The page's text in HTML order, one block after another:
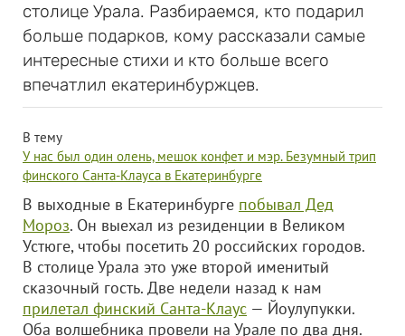
столице Урала. Разбираемся, кто подарил
больше подарков, кому рассказали самые
интересные стихи и кто больше всего
впечатлил екатеринбуржцев.
В тему
У нас был один олень, мешок конфет и мэр. Безумный трип
финского Санта-Клауса в Екатеринбурге
В выходные в Екатеринбурге побывал Дед
Мороз. Он выехал из резиденции в Великом
Устюге, чтобы посетить 20 российских городов.
В столице Урала это уже второй именитый
сказочный гость. Две недели назад к нам
прилетал финский Санта-Клаус — Йоулупукки.
Оба волшебника провели на Урале по два дня.